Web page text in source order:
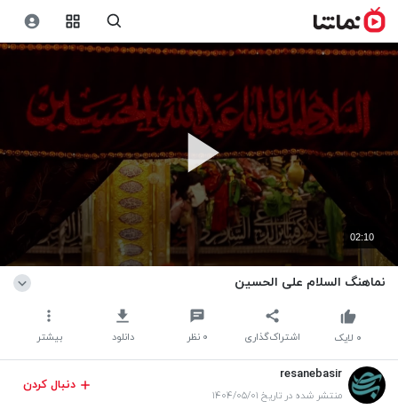
02:10
نماهنگ السلام علی الحسین
اشتراک‌گذاری ۰ نظر دانلود بیشتر ۰ لایک
resanebasir
منتشر شده در تاریخ ۱۴۰۴/۰۵/۰۱
دنبال کردن